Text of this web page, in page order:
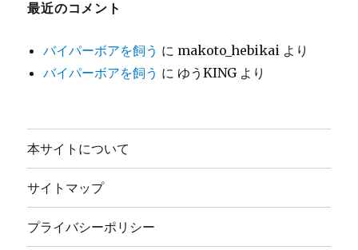
最近のコメント
バイパーボアを飼う に makoto_hebikai より
バイパーボアを飼う に ゆうKINGより
本サイトについて
サイトマップ
プライバシーポリシー